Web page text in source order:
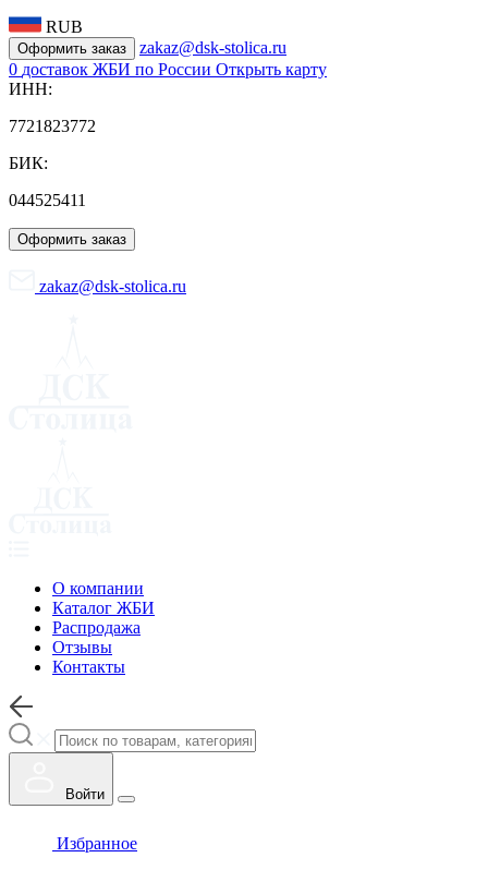
RUB
Оформить заказ
zakaz@dsk-stolica.ru
0 доставок ЖБИ по России Открыть карту
ИНН:
7721823772
БИК:
044525411
Оформить заказ
zakaz@dsk-stolica.ru
О компании
Каталог ЖБИ
Распродажа
Отзывы
Контакты
Войти
Избранное